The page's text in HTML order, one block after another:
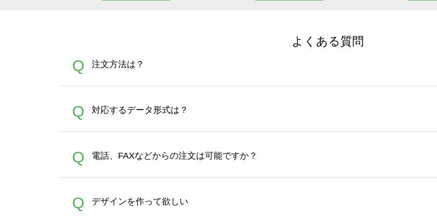
よくある質問
Q 注文方法は？
A
す。 30枚以上やシルク印刷など、大口注文の場合は、サポートが担当する
さい。製作する数量が多ければ多いほど、オンデマンドサービスよりも低価格で製作するこ
Q 対応するデータ形式は？
A
ズは、20MBです。デジカメやスマホで撮影した写真などもアップロード可能です。使用で
Illustratorからの直接入稿には対応していません。AIで保存し、デザインツールからアップロ
Q 電話、FAXなどからの注文は可能ですか？
A
バッグコンシェルやタンブラーコンシェル
Q デザインを作って欲しい